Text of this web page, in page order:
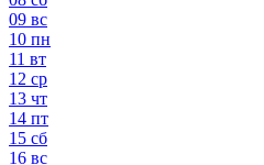
09 вс
10 пн
11 вт
12 ср
13 чт
14 пт
15 сб
16 вс